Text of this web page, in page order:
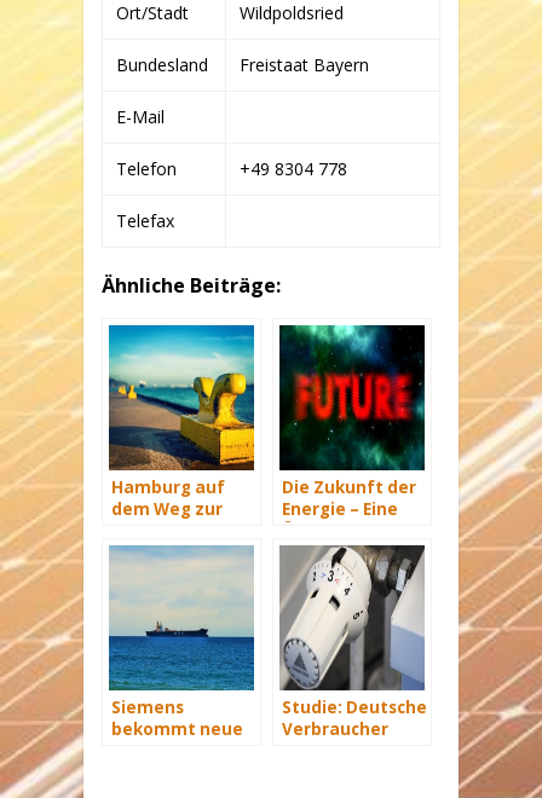
Ort/Stadt Wildpoldsried
Bundesland Freistaat Bayern
E-Mail
Telefon +49 8304 778
Telefax
Ähnliche Beiträge:
Hamburg auf
dem Weg zur
Hauptstadt
Die Zukunft der
Energie – Eine
Siemens
bekommt neue
Studie: Deutsche
Verbraucher